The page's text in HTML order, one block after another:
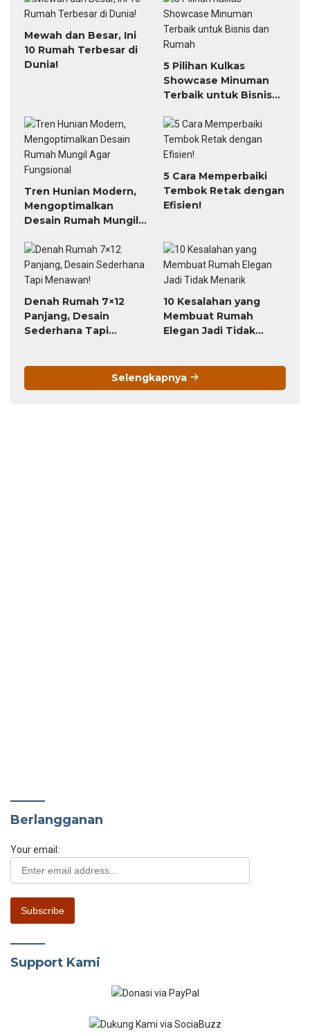
Mewah dan Besar, Ini
10 Rumah Terbesar di
Dunia!
5 Pilihan Kulkas
Showcase Minuman
Terbaik untuk Bisnis
Tren Hunian Modern,
Mengoptimalkan
Desain Rumah Mungil
5 Cara Memperbaiki
Tembok Retak dengan
Efisien!
Denah Rumah 7×12
Panjang, Desain
Sederhana Tapi
10 Kesalahan yang
Membuat Rumah
Elegan Jadi Tidak
Selengkapnya
Berlangganan
Your email:
Support Kami